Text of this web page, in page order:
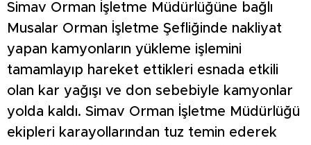
Simav Orman İşletme Müdürlüğüne bağlı
Musalar Orman İşletme Şefliğinde nakliyat
yapan kamyonların yükleme işlemini
tamamlayıp hareket ettikleri esnada etkili
olan kar yağışı ve don sebebiyle kamyonlar
yolda kaldı. Simav Orman İşletme Müdürlüğü
ekipleri karayollarından tuz temin ederek